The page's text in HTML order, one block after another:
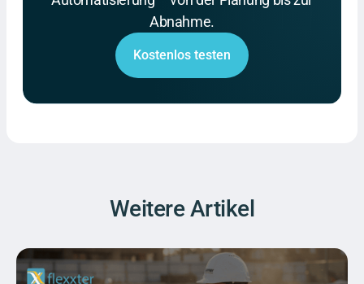
Abnahme.
Kostenlos testen
Weitere Artikel